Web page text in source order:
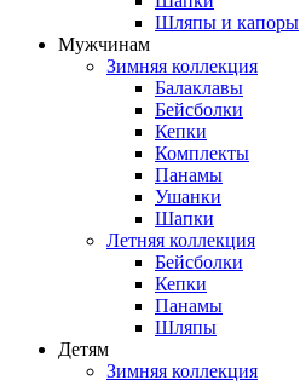
Шляпы и капоры
Мужчинам
Зимняя коллекция
Балаклавы
Бейсболки
Кепки
Комплекты
Панамы
Ушанки
Шапки
Летняя коллекция
Бейсболки
Кепки
Панамы
Шляпы
Детям
Зимняя коллекция